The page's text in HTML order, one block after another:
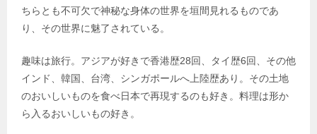
ちらとも不可欠で神秘な身体の世界を垣間見れるものであ
り、その世界に魅了されている。
趣味は旅行。アジアが好きで香港歴28回、タイ歴6回、その他
インド、韓国、台湾、シンガポールへ上陸歴あり。その土地
のおいしいものを食べ日本で再現するのも好き。料理は形か
ら入るおいしいもの好き。